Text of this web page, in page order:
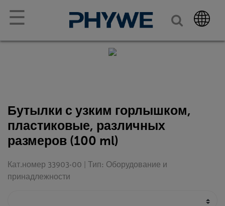
☰
Бутылки с узким горлышком,
пластиковые, различных
размеров (100 ml)
Кат.номер 33903-00 | Тип: Оборудование и
принадлежности